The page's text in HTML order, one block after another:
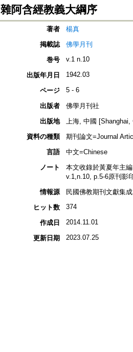
雜阿含經教義大綱序
著者
楊真
掲載誌
佛學月刊
巻号
v.1 n.10
出版年月日 1942.03
ページ 5 - 6
出版者
佛學月刊社
出版地
上海, 中國 [Shanghai,
資料の種類
期刊論文=Journal
言語
中文=Chinese
ノート
本文收錄於黃夏年主
v.1,n.10, p.5-6原刊影
情報源
民國佛教期刊文獻集
ヒット数
374
作成日 2014.11.01
更新日期 2023.07.25